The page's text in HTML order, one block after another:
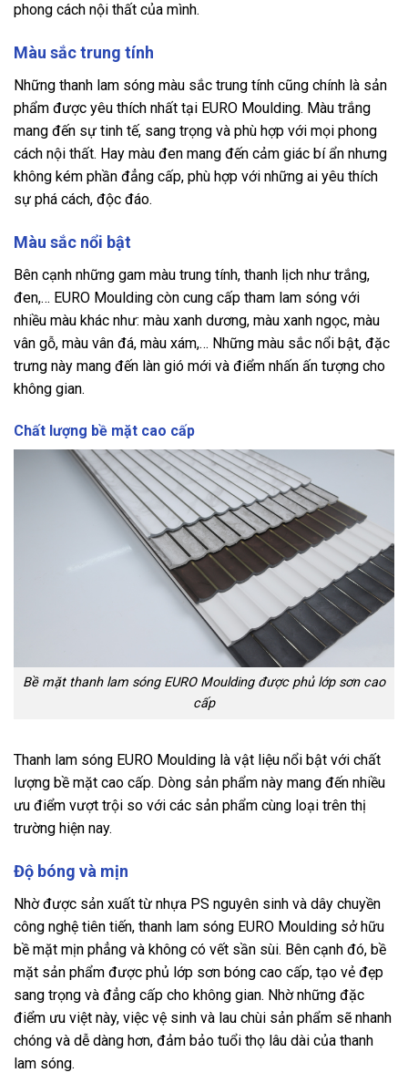
phong cách nội thất của mình.
Màu sắc trung tính
Những thanh lam sóng màu sắc trung tính cũng chính là sản
phẩm được yêu thích nhất tại EURO Moulding. Màu trắng
mang đến sự tinh tế, sang trọng và phù hợp với mọi phong
cách nội thất. Hay màu đen mang đến cảm giác bí ẩn nhưng
không kém phần đẳng cấp, phù hợp với những ai yêu thích
sự phá cách, độc đáo.
Màu sắc nổi bật
Bên cạnh những gam màu trung tính, thanh lịch như trắng,
đen,… EURO Moulding còn cung cấp tham lam sóng với
nhiều màu khác như: màu xanh dương, màu xanh ngọc, màu
vân gỗ, màu vân đá, màu xám,… Những màu sắc nổi bật, đặc
trưng này mang đến làn gió mới và điểm nhấn ấn tượng cho
không gian.
Chất lượng bề mặt cao cấp
Bề mặt thanh lam sóng EURO Moulding được phủ lớp sơn cao
cấp
Thanh lam sóng EURO Moulding là vật liệu nổi bật với chất
lượng bề mặt cao cấp. Dòng sản phẩm này mang đến nhiều
ưu điểm vượt trội so với các sản phẩm cùng loại trên thị
trường hiện nay.
Độ bóng và mịn
Nhờ được sản xuất từ nhựa PS nguyên sinh và dây chuyền
công nghệ tiên tiến, thanh lam sóng EURO Moulding sở hữu
bề mặt mịn phẳng và không có vết sần sùi. Bên cạnh đó, bề
mặt sản phẩm được phủ lớp sơn bóng cao cấp, tạo vẻ đẹp
sang trọng và đẳng cấp cho không gian. Nhờ những đặc
điểm ưu việt này, việc vệ sinh và lau chùi sản phẩm sẽ nhanh
chóng và dễ dàng hơn, đảm bảo tuổi thọ lâu dài của thanh
lam sóng.